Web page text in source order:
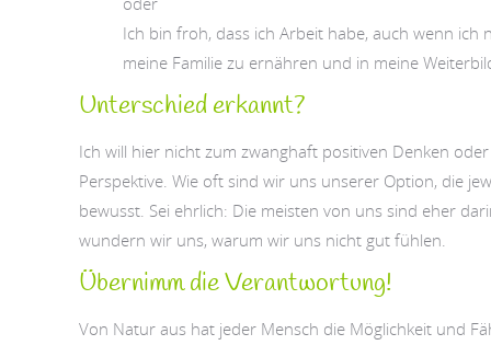
Ich bin froh, dass ich Arbeit habe, auch wenn
meine Familie zu ernähren und in meine
Unterschied erkannt?
Ich will hier nicht zum zwanghaft positiven Denken
Perspektive. Wie oft sind wir uns unserer Option, die
bewusst. Sei ehrlich: Die meisten von uns sind eher
wundern wir uns, warum wir uns nicht gut fühlen.
Übernimm die Verantwortung!
Von Natur aus hat jeder Mensch die Möglichkeit und